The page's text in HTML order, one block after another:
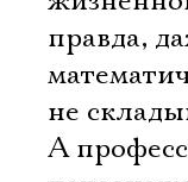
правда,
не
А